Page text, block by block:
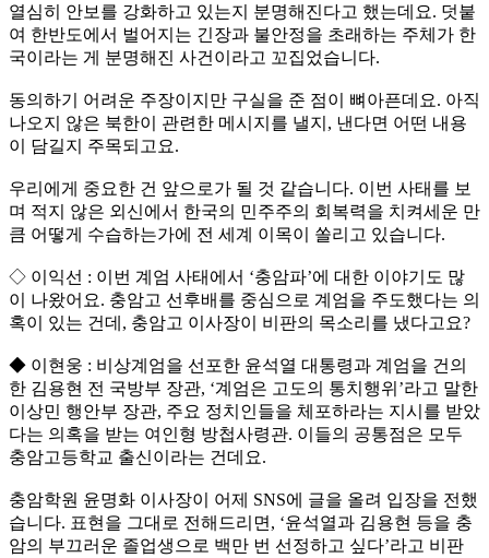
열심히 안보를 강화하고 있는지 분명해진다고 했는데요. 덧붙
여 한반도에서 벌어지는 긴장과 불안정을 초래하는 주체가 한
국이라는 게 분명해진 사건이라고 꼬집었습니다.
동의하기 어려운 주장이지만 구실을 준 점이 뼈아픈데요. 아직
나오지 않은 북한이 관련한 메시지를 낼지, 낸다면 어떤 내용
이 담길지 주목되고요.
우리에게 중요한 건 앞으로가 될 것 같습니다. 이번 사태를 보
며 적지 않은 외신에서 한국의 민주주의 회복력을 치켜세운 만
큼 어떻게 수습하는가에 전 세계 이목이 쏠리고 있습니다.
◇ 이익선 : 이번 계엄 사태에서 ‘충암파’에 대한 이야기도 많
이 나왔어요. 충암고 선후배를 중심으로 계엄을 주도했다는 의
혹이 있는 건데, 충암고 이사장이 비판의 목소리를 냈다고요?
◆ 이현웅 : 비상계엄을 선포한 윤석열 대통령과 계엄을 건의
한 김용현 전 국방부 장관, ‘계엄은 고도의 통치행위’라고 말한
이상민 행안부 장관, 주요 정치인들을 체포하라는 지시를 받았
다는 의혹을 받는 여인형 방첩사령관. 이들의 공통점은 모두
충암고등학교 출신이라는 건데요.
충암학원 윤명화 이사장이 어제 SNS에 글을 올려 입장을 전했
습니다. 표현을 그대로 전해드리면, ‘윤석열과 김용현 등을 충
암의 부끄러운 졸업생으로 백만 번 선정하고 싶다’라고 비판